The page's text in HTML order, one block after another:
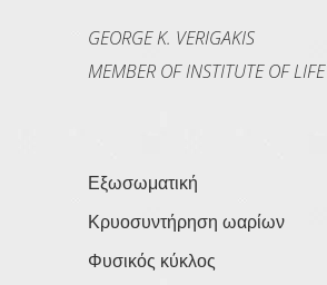
GEORGE K. VERIGAKIS
MEMBER OF INSTITUTE OF LIFE
Εξωσωματική
Κρυοσυντήρηση ωαρίων
Φυσικός κύκλος